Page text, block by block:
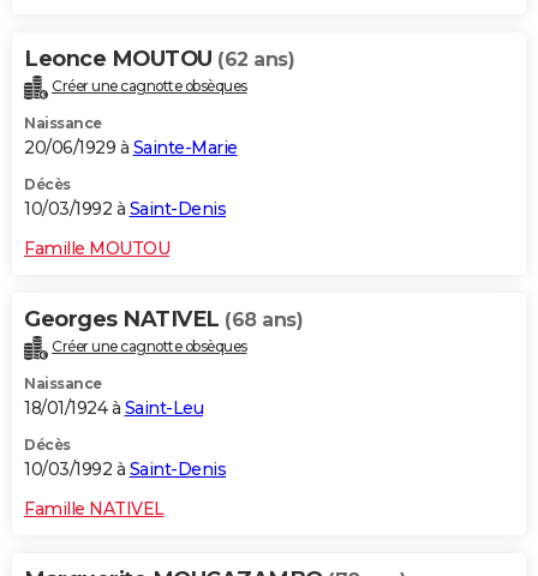
Leonce MOUTOU (62 ans)
Créer une cagnotte obsèques
Naissance
20/06/1929 à Sainte-Marie
Décès
10/03/1992 à Saint-Denis
Famille MOUTOU
Georges NATIVEL (68 ans)
Créer une cagnotte obsèques
Naissance
18/01/1924 à Saint-Leu
Décès
10/03/1992 à Saint-Denis
Famille NATIVEL